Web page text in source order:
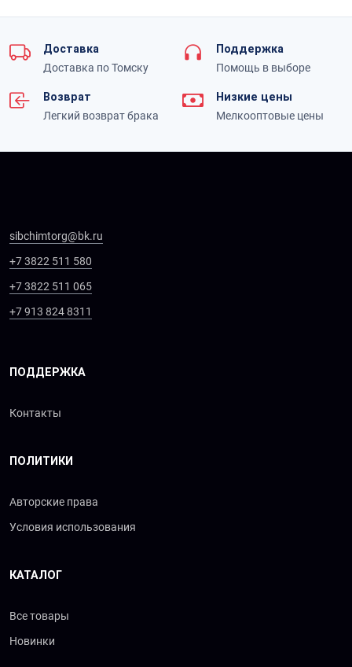
Доставка
Доставка по Томску
Поддержка
Помощь в выборе
Возврат
Легкий возврат брака
Низкие цены
Мелкооптовые цены
sibchimtorg@bk.ru
+7 3822 511 580
+7 3822 511 065
+7 913 824 8311
ПОДДЕРЖКА
Контакты
ПОЛИТИКИ
Авторские права
Условия использования
КАТАЛОГ
Все товары
Новинки